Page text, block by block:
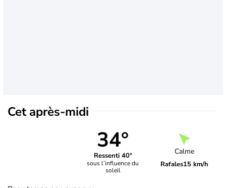
Cet après-midi
34°
Ressenti 40°
sous l’influence du
soleil
Calme
Rafales15 km/h